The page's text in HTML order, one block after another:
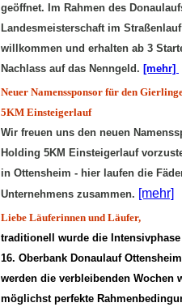
geöffnet. Im Rahmen des
Landesmeisterschaft im
willkommen und erhalten ab 3
Nachlass auf das Nenngeld. [mehr]
Neuer Namenssponsor für den
5KM Einsteigerlauf
Wir freuen uns den neuen
Holding 5KM Einsteigerlauf
in Ottensheim - hier laufen die
Unternehmens zusammen. [mehr]
Liebe Läuferinnen und Läufer,
traditionell wurde die
16. Oberbank Donaulauf
werden die verbleibenden Wochen
möglichst perfekte